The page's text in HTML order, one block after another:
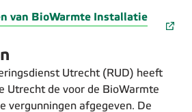
van BioWarmte Installatie
Utrecht (RUD) heeft
Utrecht de voor de BioWarmte
vergunningen afgegeven. De